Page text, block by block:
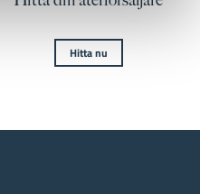
Hitta nu